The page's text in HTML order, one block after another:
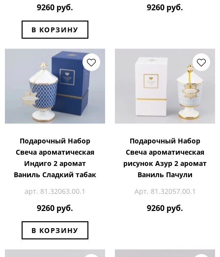
9260 руб.
В КОРЗИНУ
9260 руб.
Подарочный Набор
Свеча ароматическая
Индиго 2 аромат
Ваниль Сладкий табак
арт. 81.32063.00.1
9260 руб.
В КОРЗИНУ
Подарочный Набор
Свеча ароматическая
рисунок Азур 2 аромат
Ваниль Пачули
Арт. 81.32057.00.1
9260 руб.